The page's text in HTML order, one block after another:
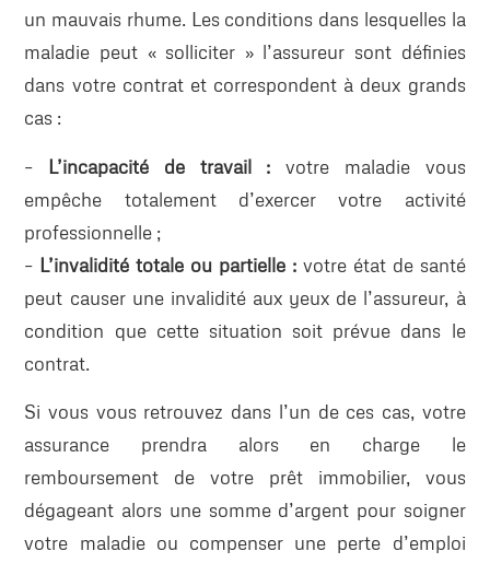
un mauvais rhume. Les conditions dans lesquelles la
maladie peut « solliciter » l’assureur sont définies
dans votre contrat et correspondent à deux grands
cas :
– L’incapacité de travail : votre maladie vous
empêche totalement d’exercer votre activité
professionnelle ;
– L’invalidité totale ou partielle :votre état de santé
peut causer une invalidité aux yeux de l’assureur, à
condition que cette situation soit prévue dans le
contrat.
Si vous vous retrouvez dans l’un de ces cas, votre
assurance prendra alors en charge le
remboursement de votre prêt immobilier, vous
dégageant alors une somme d’argent pour soigner
votre maladie ou compenser une perte d’emploi